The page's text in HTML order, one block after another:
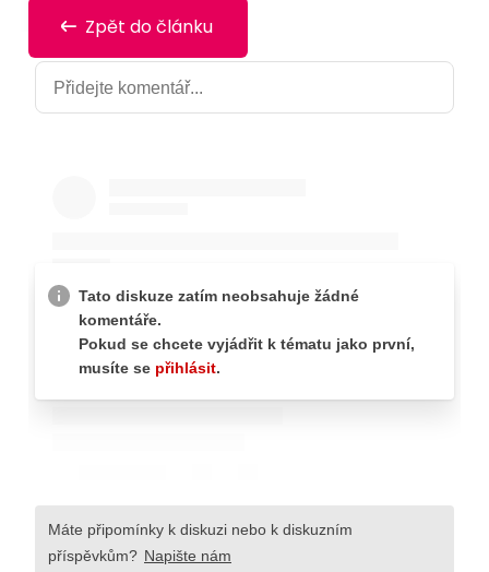
Zpět do článku